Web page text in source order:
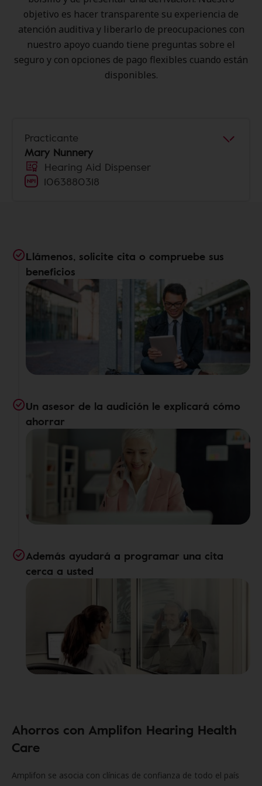
objetivo es hacer transparente su experiencia de
atención auditiva y liberarlo de preocupaciones con
nuestro apoyo cuando tiene preguntas sobre el
seguro y con opciones de pago flexibles cuando están
disponibles.
Practicante
Mary Nunnery
Hearing Aid Dispenser
1063880318
Llámenos, solicite cita o compruebe sus
beneficios
Un asesor de la audición le explicará cómo
ahorrar
Además ayudará a programar una cita
cerca a usted
Ahorros con Amplifon Hearing Health
Care
Amplifon se asocia con clínicas de confianza de todo el país